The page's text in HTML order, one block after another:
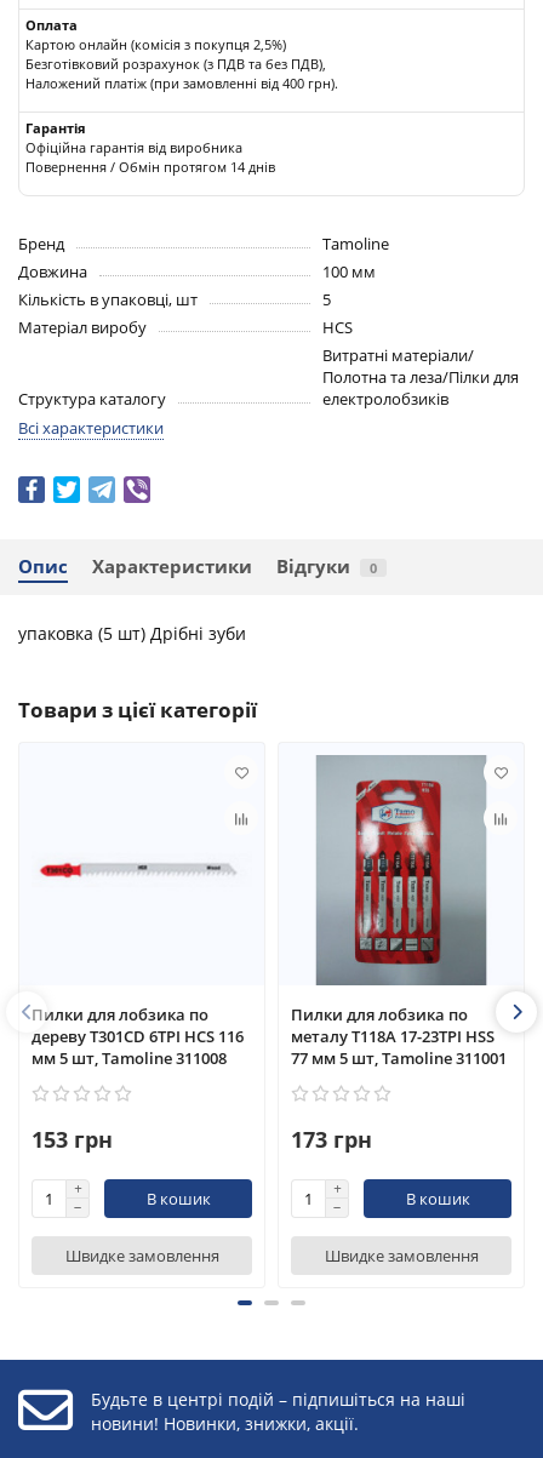
Оплата
Картою онлайн (комісія з покупця 2,5%)
Безготівковий розрахунок (з ПДВ та без ПДВ),
Наложений платіж (при замовленні від 400 грн).
Гарантія
Офіційна гарантія від виробника
Повернення / Обмін протягом 14 днів
Бренд
Tamoline
Довжина
100 мм
Кількість в упаковці, шт
5
Матеріал виробу
HCS
Структура каталогу
Витратні матеріали/
Полотна та леза/Пілки для
електролобзиків
Всі характеристики
Опис Характеристики Відгуки 0
упаковка (5 шт) Дрібні зуби
Товари з цієї категорії
Пилки для лобзика по
дереву T301CD 6TPI HCS 116
мм 5 шт, Tamoline 311008
153 грн
В кошик
Швидке замовлення
Пилки для лобзика по
металу T118A 17-23TPI HSS
77 мм 5 шт, Tamoline 311001
173 грн
В кошик
Швидке замовлення
Будьте в центрі подій – підпишіться на наші
новини! Новинки, знижки, акції.